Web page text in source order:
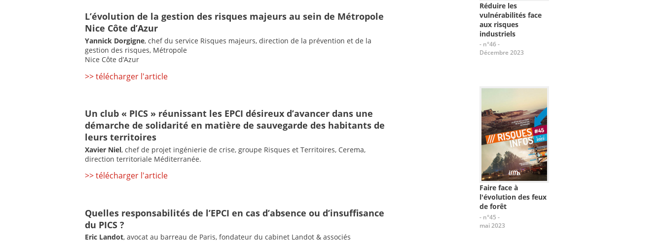
L’évolution de la gestion des risques majeurs au sein de Métropole
Nice Côte d’Azur
Yannick Dorgigne, chef du service Risques majeurs, direction de la prévention et de la
gestion des risques, Métropole
Nice Côte d’Azur
>> télécharger l'article
Un club « PICS » réunissant les EPCI désireux d’avancer dans une
démarche de solidarité en matière de sauvegarde des habitants de
leurs territoires
Xavier Niel, chef de projet ingénierie de crise, groupe Risques et Territoires, Cerema,
direction territoriale Méditerranée.
>> télécharger l'article
Quelles responsabilités de l’EPCI en cas d’absence ou d’insuffisance
du PICS ?
Eric Landot, avocat au barreau de Paris, fondateur du cabinet Landot & associés
Réduire les
vulnérabilités face
aux risques
industriels
- n°46 -
Décembre 2023
Faire face à
l'évolution des feux
de forêt
- n°45 -
mai 2023